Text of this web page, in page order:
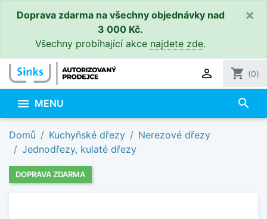
Doprava zdarma na všechny objednávky nad
3 000 Kč.
Všechny probíhající akce najdete zde.
×
 shopping_cart (0)
 MENU search
Domů Kuchyňské dřezy
Nerezové dřezy
Jednodřezy, kulaté dřezy
DOPRAVA ZDARMA